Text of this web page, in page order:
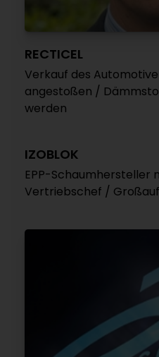
RECTICEL
Verkauf des
angestoßen /
werden
IZOBLOK
EPP-Schaumhersteller
Vertriebschef /